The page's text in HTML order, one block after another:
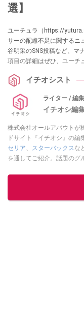
選】
ユーチュラ（https://
サーの配慮不足に関するニ
谷明采のSNS投稿など、マ
項目の詳細はぜひ、ユーチ
イチオシスト
ライター / 編集
イチオシ編
株式会社オールアバウトが
ドサイト『イチオシ』の編
セリア
スターバックス な
を通してご紹介。話題のグ
レビューしています。毎日
してく